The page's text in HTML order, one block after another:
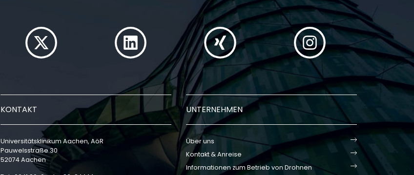
KONTAKT
Universitätsklinikum Aachen, AöR
Pauwelsstraße 30
52074 Aachen
UNTERNEHMEN
Über uns
Kontakt & Anreise
Informationen zum Betrieb von Drohnen